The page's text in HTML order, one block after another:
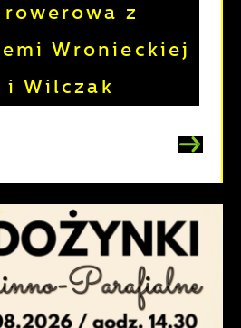
z
Wronieckiej
i Wilczak